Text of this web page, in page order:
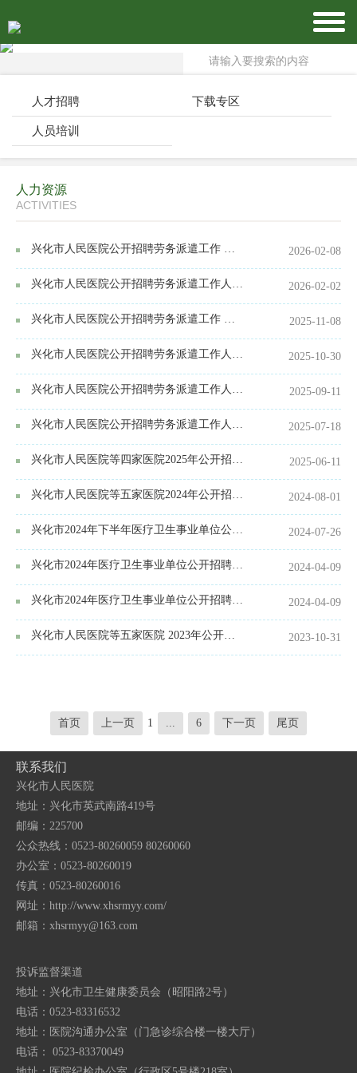
人才招聘 下载专区
人员培训
人力资源
ACTIVITIES
兴化市人民医院公开招聘劳务派遣工作 人员面试通知 2026-02-08
兴化市人民医院公开招聘劳务派遣工作人员公告 2026-02-02
兴化市人民医院公开招聘劳务派遣工作 人员笔试通知 2025-11-08
兴化市人民医院公开招聘劳务派遣工作人员公告 2025-10-30
兴化市人民医院公开招聘劳务派遣工作人员公告 2025-09-11
兴化市人民医院公开招聘劳务派遣工作人员公告 2025-07-18
兴化市人民医院等四家医院2025年公开招聘 备案制工作人员公告 2025-06-11
兴化市人民医院等五家医院2024年公开招聘备案制工作人员公告 2024-08-01
兴化市2024年下半年医疗卫生事业单位公开招聘卫生专业技术人员公告 2024-07-26
兴化市2024年医疗卫生事业单位公开招聘高层次人才公告（全年） 2024-04-09
兴化市2024年医疗卫生事业单位公开招聘卫生专业技术人员公告 2024-04-09
兴化市人民医院等五家医院 2023年公开招聘备案制工作人员B岗、C岗总成绩 2023-10-31
首页 上一页 1 ... 6 下一页 尾页
联系我们
兴化市人民医院
地址：兴化市英武南路419号
邮编：225700
公众热线：0523-80260059 80260060
办公室：0523-80260019
传真：0523-80260016
网址：http://www.xhsrmyy.com/
邮箱： xhsrmyy@163.com
投诉监督渠道
地址：兴化市卫生健康委员会（昭阳路2号）
电话：0523-83316532
地址：医院沟通办公室（门急诊综合楼一楼大厅）
电话： 0523-83370049